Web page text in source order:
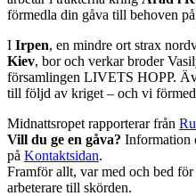
förmedla din gåva till behoven
I Irpen, en mindre ort strax
Kiev, bor och verkar broder
församlingen LIVETS HOPP.
till följd av kriget – och vi
Midnattsropet rapporterar från
Vill du ge en gåva? Information
på Kontaktsidan.
Framför allt, var med och bed
arbeterare till skörden.